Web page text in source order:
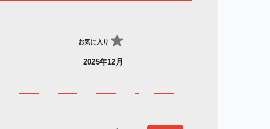
お気に入り
2025年12月